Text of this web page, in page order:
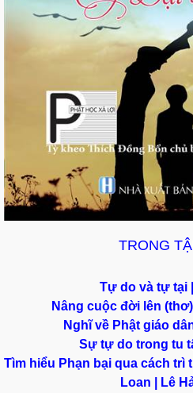
TRONG
Tự do và tự tại
Nâng cuộc đời lên
Nghĩ về Phật giáo
Sự tự do trong tu
Tìm hiểu Phạn bại qua cách
Loan | Lê